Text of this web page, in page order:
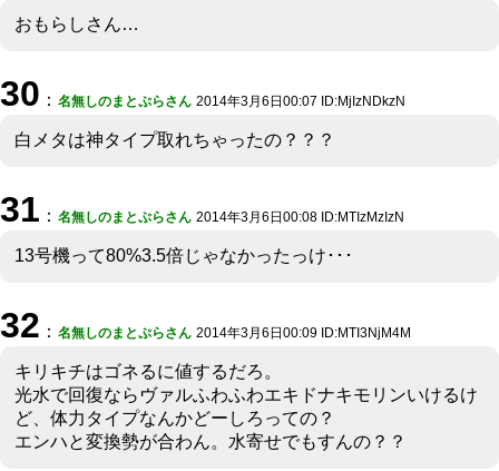
おもらしさん…
30 ： 名無しのまとぷらさん 2014年3月6日00:07 ID:MjIzNDkzN
白メタは神タイプ取れちゃったの？？？
31 ： 名無しのまとぷらさん 2014年3月6日00:08 ID:MTIzMzIzN
13号機って80%3.5倍じゃなかったっけ･･･
32 ： 名無しのまとぷらさん 2014年3月6日00:09 ID:MTI3NjM4M
キリキチはゴネるに値するだろ。
光水で回復ならヴァルふわふわエキドナキモリンいけるけ
ど、体力タイプなんかどーしろっての？
エンハと変換勢が合わん。水寄せでもすんの？？